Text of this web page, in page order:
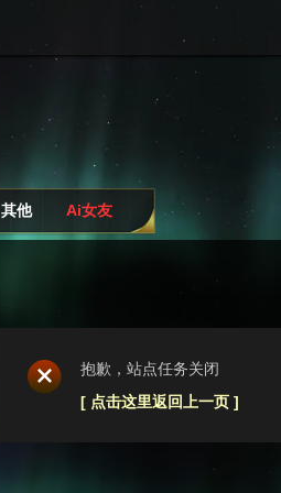
其他 Ai女友
抱歉，站点任务关闭
[ 点击这里返回上一页 ]